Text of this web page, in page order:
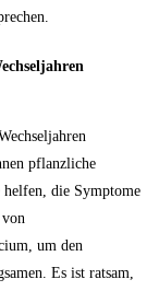
pflanzliche
helfen, die Symptome​
um den
Es ist ratsam,